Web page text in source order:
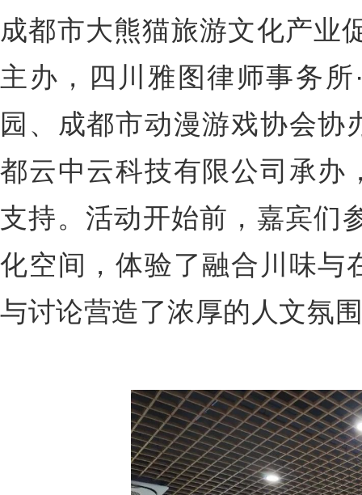
成都市大熊猫旅游文化产业
主办，四川雅图律师事务
园、成都市动漫游戏协会
都云中云科技有限公司承办
支持。活动开始前，嘉宾们
化空间，体验了融合川味与
与讨论营造了浓厚的人文氛